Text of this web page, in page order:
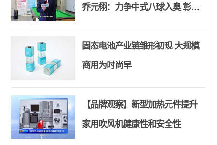
乔元栩：力争中式八球入奥 彰显
和合共生精神
固态电池产业链雏形初现 大规模
商用为时尚早
【品牌观察】新型加热元件提升
家用吹风机健康性和安全性